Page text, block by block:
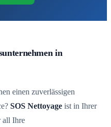
in
einen zuverlässigen
SOS Nettoyage ist in Ihrer
Ihre